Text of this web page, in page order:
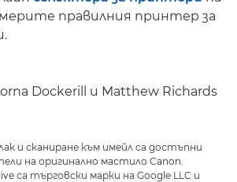
правилния принтер за
Dockerill и Matthew Richards
и сканиране към имейл са достъпни
на оригинално мастило Canon.
са търговски марки на Google LLC и